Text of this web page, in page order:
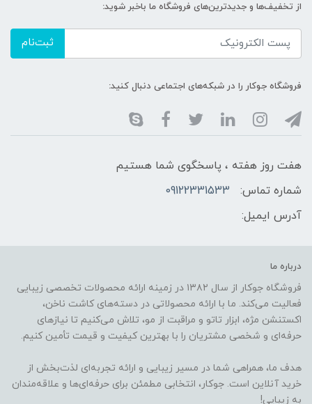
از تخفیف‌ها و جدیدترین‌های فروشگاه ما باخبر شوید:
ثبت‌نام
فروشگاه جوکار را در شبکه‌های اجتماعی دنبال کنید:
هفت روز هفته ، پاسخگوی شما هستیم
شماره تماس:
09122331533
آدرس ایمیل:
درباره ما
فروشگاه جوکار از سال ۱۳۸۲ در زمینه ارائه محصولات تخصصی زیبایی
فعالیت می‌کند. ما با ارائه محصولاتی در دسته‌های کاشت ناخن،
اکستنشن مژه، ابزار تاتو و مراقبت از مو، تلاش می‌کنیم تا نیازهای
حرفه‌ای و شخصی مشتریان را با بهترین کیفیت و قیمت تأمین کنیم.
هدف ما، همراهی شما در مسیر زیبایی و ارائه تجربه‌ای لذت‌بخش از
خرید آنلاین است. جوکار، انتخابی مطمئن برای حرفه‌ای‌ها و علاقه‌مندان
به زیبایی!